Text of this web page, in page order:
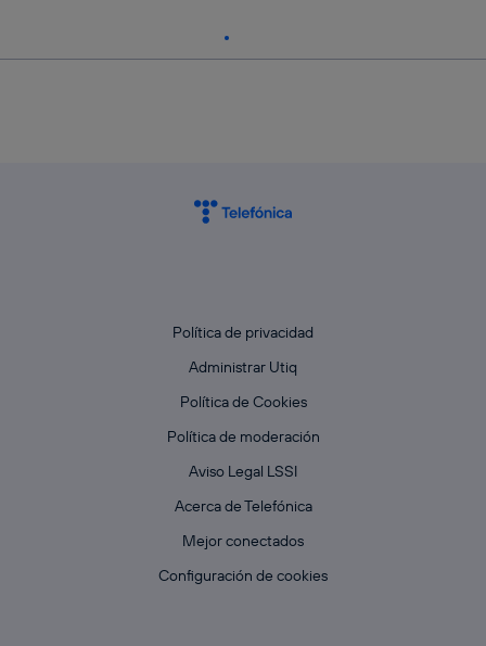
Política de privacidad
Administrar Utiq
Política de Cookies
Política de moderación
Aviso Legal LSSI
Acerca de Telefónica
Mejor conectados
Configuración de cookies